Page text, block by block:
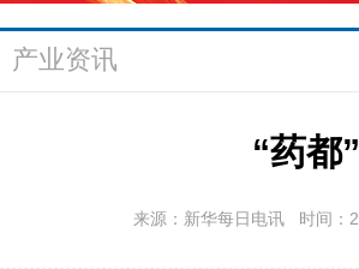
产业资讯
“药都
来源：新华每日电讯 时间